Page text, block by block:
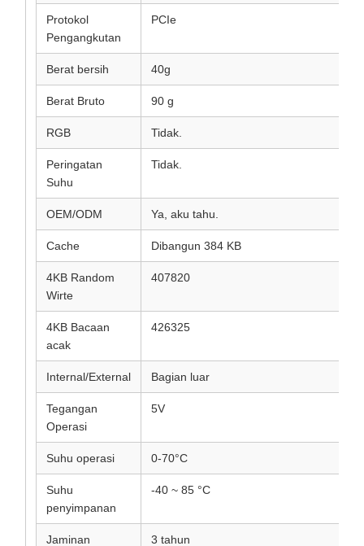
Protokol
Pengangkutan
PCIe
Berat bersih 40g
Berat Bruto 90 g
RGB Tidak.
Peringatan
Suhu
Tidak.
OEM/ODM Ya, aku tahu.
Cache Dibangun 384 KB
4KB Random
Wirte
407820
4KB Bacaan
acak
426325
Internal/External Bagian luar
Tegangan
Operasi
5V
Suhu operasi 0-70°C
Suhu
penyimpanan
-40 ~ 85 °C
Jaminan 3 tahun